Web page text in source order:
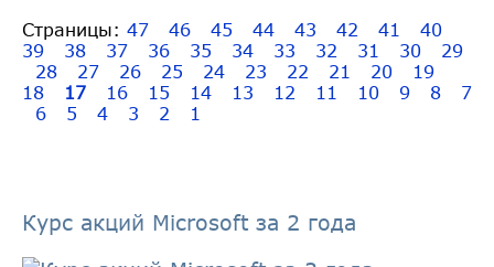
Страницы: 47 46 45 44 43 42 41
40
39
38 37 36 35 34 33 32 31 30
29
28
27 26 25 24 23 22 21 20
19
18
17 16 15 14 13 12 11 10 9 8
7
6
5 4 3 2 1
Курс акций Microsoft за 2 года